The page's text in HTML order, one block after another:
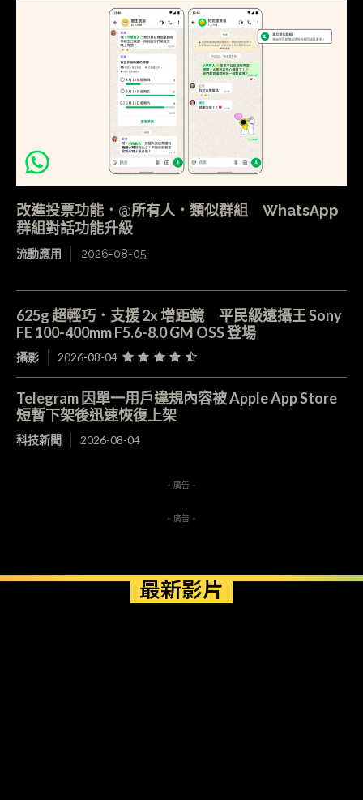
改進投票功能．@所有人．類似群組 WhatsApp
群組對話功能升級
流動應用 2026-08-05
625g 超輕巧．支援 2x 增距鏡 平民級遠攝王 Sony
FE 100-400mm F5.6-8.0 GM OSS 登場
攝影 2026-08-04
Telegram 因單一用戶違規內容被 Apple App Store
短暫下架後迅速恢復上架
科技新聞 2026-08-04
- 廣告 -
- 廣告 -
最新影片